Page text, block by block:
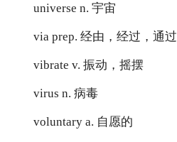
universe n. 宇宙
via prep. 经由，经过，通过
vibrate v. 振动，摇摆
virus n. 病毒
voluntary a. 自愿的